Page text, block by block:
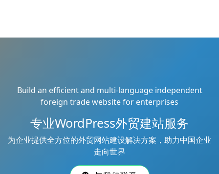
Build an efficient and multi-language independent
foreign trade website for enterprises
专业WordPress外贸建站服务
为企业提供全方位的外贸网站建设解决方案，助力中国企业
走向世界